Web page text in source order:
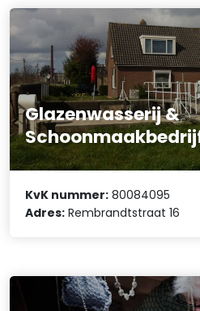
Glazenwasserij &
KvK nummer: 80084095
Adres: Rembrandtstraat 16